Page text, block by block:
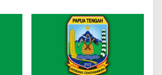
Papua